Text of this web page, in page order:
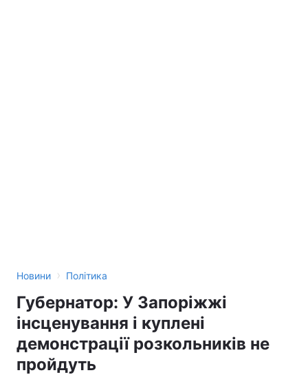
Новини › Політика
Губернатор: У Запоріжжі
інсценування і куплені
демонстрації розкольників не
пройдуть